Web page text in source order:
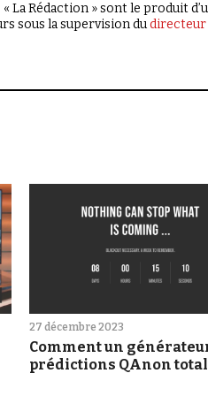
La Rédaction » sont le produit
sous la supervision dudirecteur
27 décembre 2023
Comment un
prédictions QAnon